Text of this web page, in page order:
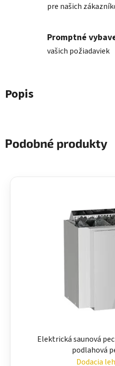
pre našich
Promptné
vašich požiadaviek
Popis
Podobné produkty
Elektrická saunová
podlahová
Dodacia